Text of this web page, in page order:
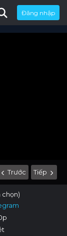
Đăng nhập
Trước Tiếp
chọn)